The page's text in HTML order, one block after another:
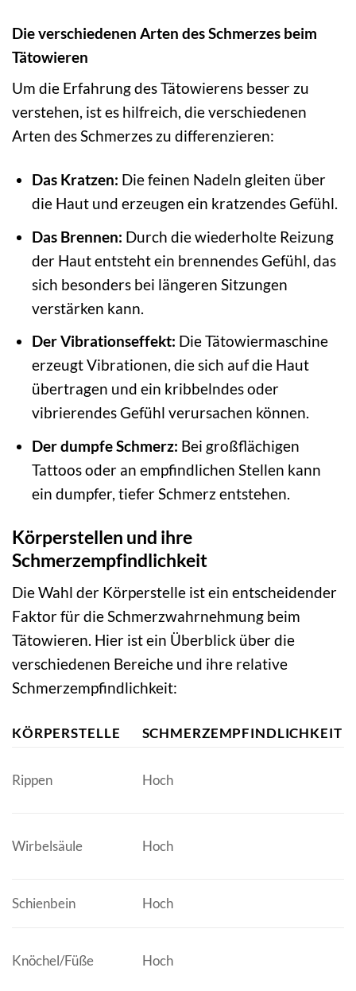
Die verschiedenen Arten des Schmerzes beim
Tätowieren
Um die Erfahrung des Tätowierens besser zu
verstehen, ist es hilfreich, die verschiedenen
Arten des Schmerzes zu differenzieren:
Das Kratzen: Die feinen Nadeln gleiten über
die Haut und erzeugen ein kratzendes Gefühl.
Das Brennen: Durch die wiederholte Reizung
der Haut entsteht ein brennendes Gefühl, das
sich besonders bei längeren Sitzungen
verstärken kann.
Der Vibrationseffekt: Die Tätowiermaschine
erzeugt Vibrationen, die sich auf die Haut
übertragen und ein kribbelndes oder
vibrierendes Gefühl verursachen können.
Der dumpfe Schmerz: Bei großflächigen
Tattoos oder an empfindlichen Stellen kann
ein dumpfer, tiefer Schmerz entstehen.
Körperstellen und ihre
Schmerzempfindlichkeit
Die Wahl der Körperstelle ist ein entscheidender
Faktor für die Schmerzwahrnehmung beim
Tätowieren. Hier ist ein Überblick über die
verschiedenen Bereiche und ihre relative
Schmerzempfindlichkeit:
KÖRPERSTELLE SCHMERZEMPFINDLICHKEIT
Rippen Hoch
Wirbelsäule Hoch
Schienbein Hoch
Knöchel/Füße Hoch